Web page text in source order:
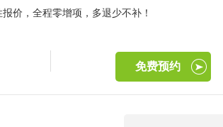
价，全程零增项，多退少不补！
免费预约